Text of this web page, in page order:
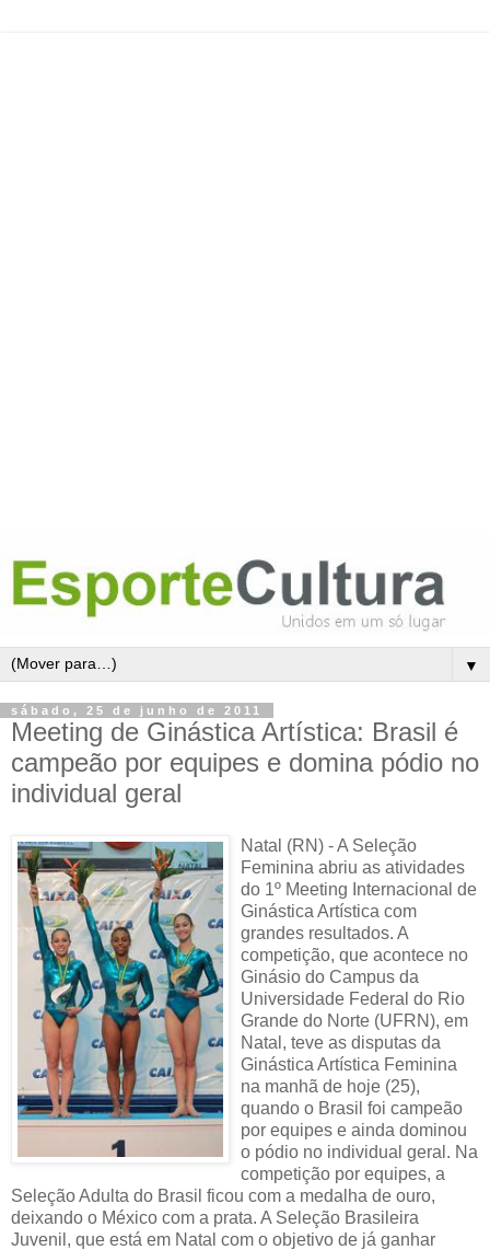
▼
sábado, 25 de junho de 2011
Meeting de Ginástica Artística: Brasil é
campeão por equipes e domina pódio no
individual geral
Natal (RN) - A Seleção
Feminina abriu as atividades
do 1º Meeting Internacional de
Ginástica Artística com
grandes resultados. A
competição, que acontece no
Ginásio do Campus da
Universidade Federal do Rio
Grande do Norte (UFRN), em
Natal, teve as disputas da
Ginástica Artística Feminina
na manhã de hoje (25),
quando o Brasil foi campeão
por equipes e ainda dominou
o pódio no individual geral. Na
competição por equipes, a
Seleção Adulta do Brasil ficou com a medalha de ouro,
deixando o México com a prata. A Seleção Brasileira
Juvenil, que está em Natal com o objetivo de já ganhar